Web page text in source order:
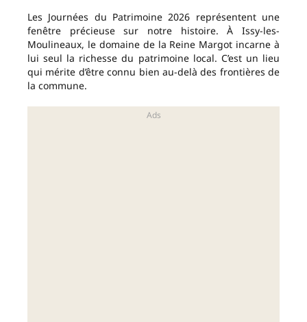
Les Journées du Patrimoine 2026 représentent une
fenêtre précieuse sur notre histoire. À Issy-les-
Moulineaux, le domaine de la Reine Margot incarne à
lui seul la richesse du patrimoine local. C’est un lieu
qui mérite d’être connu bien au-delà des frontières de
la commune.